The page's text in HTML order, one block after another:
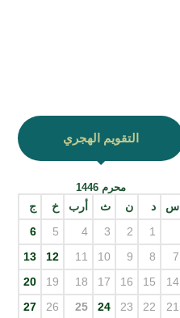
التقويم الهجري
محرم 1446
س د ن ث أرب خ ج
1
2
3
4
5
6
7
8
9
10
11
12
13
14
15
16
17
18
19
20
21
22
23
24
25
26
27